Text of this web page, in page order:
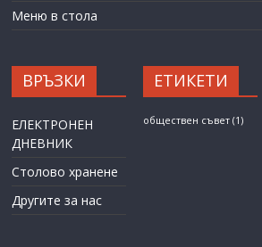
Меню в стола
ВРЪЗКИ
ЕЛЕКТРОНЕН
ДНЕВНИК
Столово хранене
Другите за нас
ЕТИКЕТИ
обществен съвет (1)